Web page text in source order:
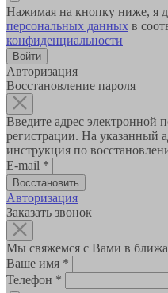
Нажимая на кнопку ниже, я
персональных данных в
конфиденциальности
Авторизация
Восстановление пароля
Введите адрес электронной
регистрации. На указанный
инструкция по
E-mail *
Авторизация
Заказать звонок
Мы свяжемся с Вами в
Ваше имя *
Телефон *